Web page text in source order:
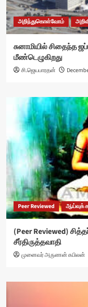
அறிந்துகொள்வோம்
சுனாமியில் சிதைந்த
மீண்டெழுகிறது
சி.ஜெயபாரதன்
Peer Reviewed ஆய்வுக்
(Peer Reviewed)
சீர்திருத்தவாதி
முனைவர் அருணன் கபிலன்